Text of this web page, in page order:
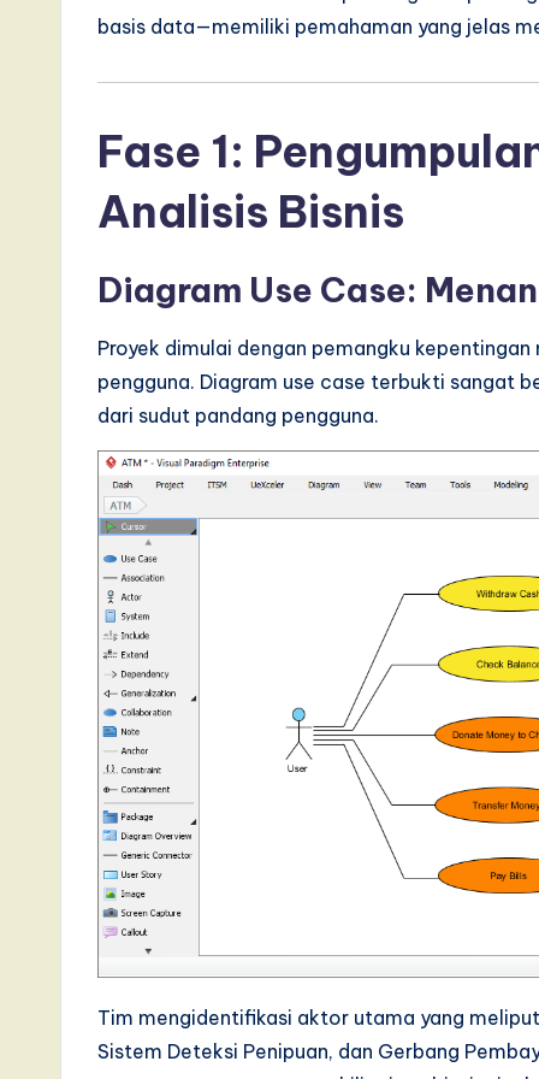
basis data—memiliki pemahaman yang jelas
Fase 1:
Analisis Bisnis
Diagram Use Case:
Proyek dimulai dengan pemangku
pengguna. Diagram use case terbukti sangat
dari sudut pandang pengguna.
Tim mengidentifikasi aktor utama yang
Sistem Deteksi Penipuan, dan Gerbang